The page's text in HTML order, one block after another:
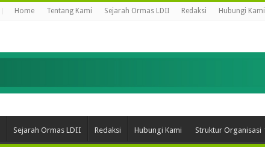
Home Tentang Kami Sejarah Ormas LDII Redaksi Hubungi Kami
Sejarah Ormas LDII Redaksi Hubungi Kami Struktur Organisasi